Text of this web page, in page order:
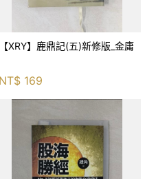
【XRY】鹿鼎記(五)新修版_金庸
NT$ 169